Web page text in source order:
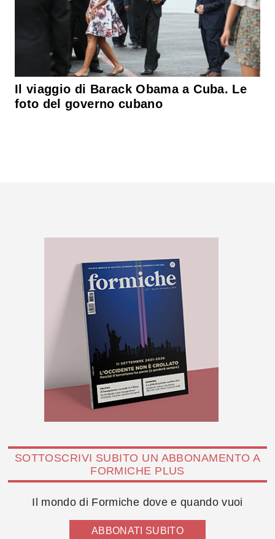
Il viaggio di Barack Obama a Cuba. Le
foto del governo cubano
SOTTOSCRIVI SUBITO UN ABBONAMENTO A
FORMICHE PLUS
Il mondo di Formiche dove e quando vuoi
ABBONATI SUBITO